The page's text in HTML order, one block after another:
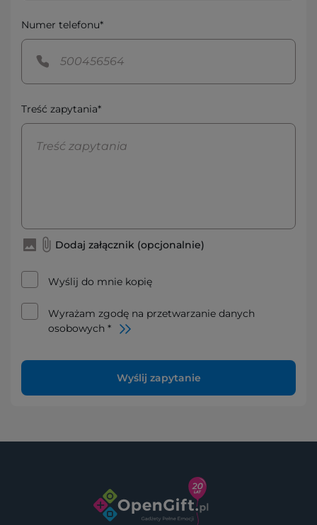
Numer telefonu*
Treść zapytania*
Dodaj załącznik (opcjonalnie)
Wyślij do mnie kopię
Wyrażam zgodę na przetwarzanie danych
osobowych *
Wyślij zapytanie